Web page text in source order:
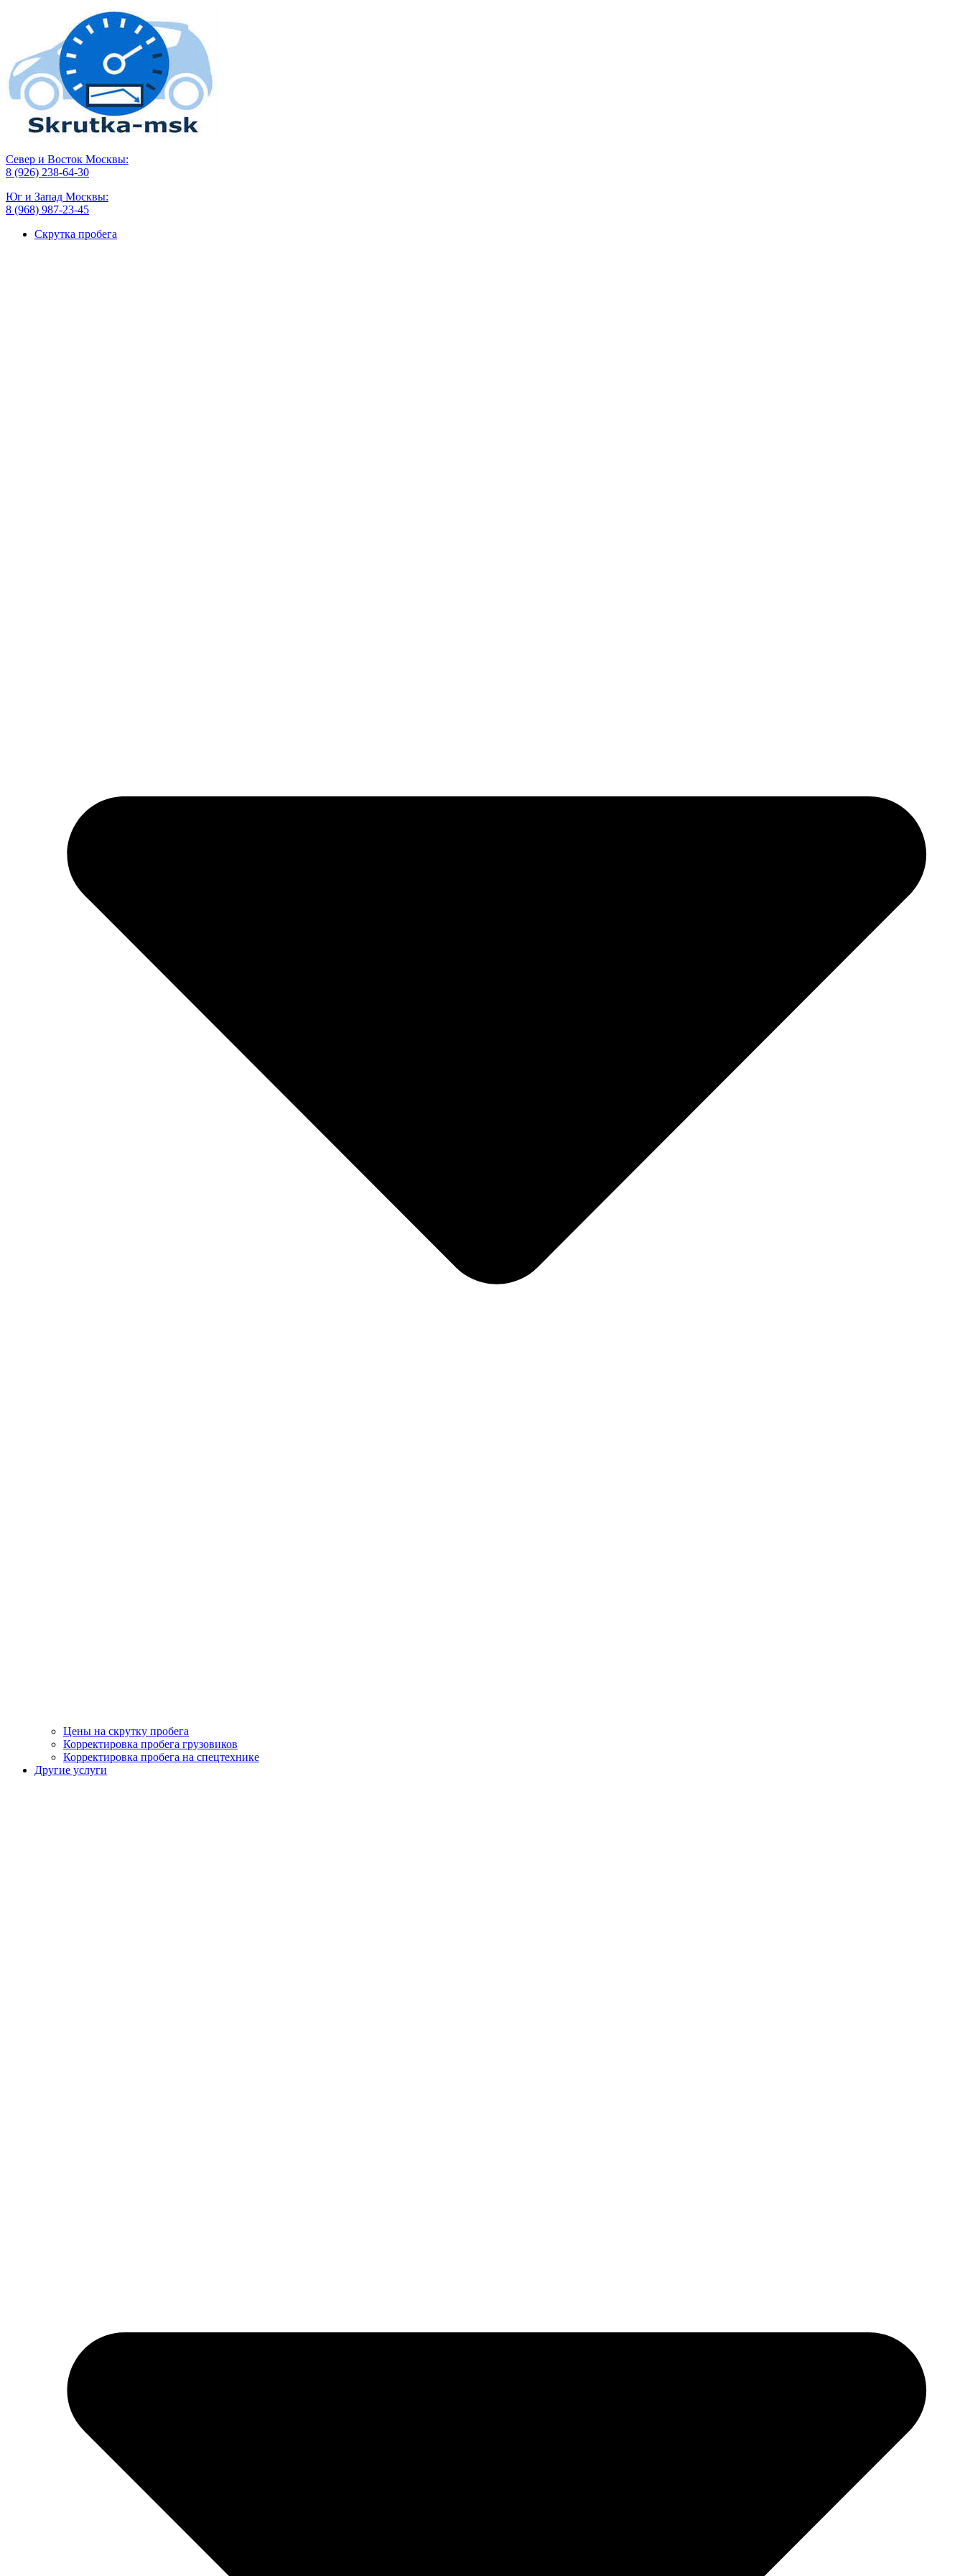
Север и Восток Москвы:
8 (926) 238-64-30
Юг и Запад Москвы:
8 (968) 987-23-45
Скрутка пробега
Цены на скрутку пробега
Корректировка пробега грузовиков
Корректировка пробега на спецтехнике
Другие услуги